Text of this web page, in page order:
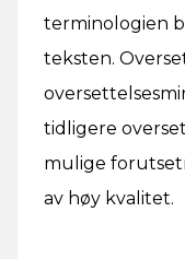
terminologien
teksten.
tidligere
mulige
av høy kvalitet.